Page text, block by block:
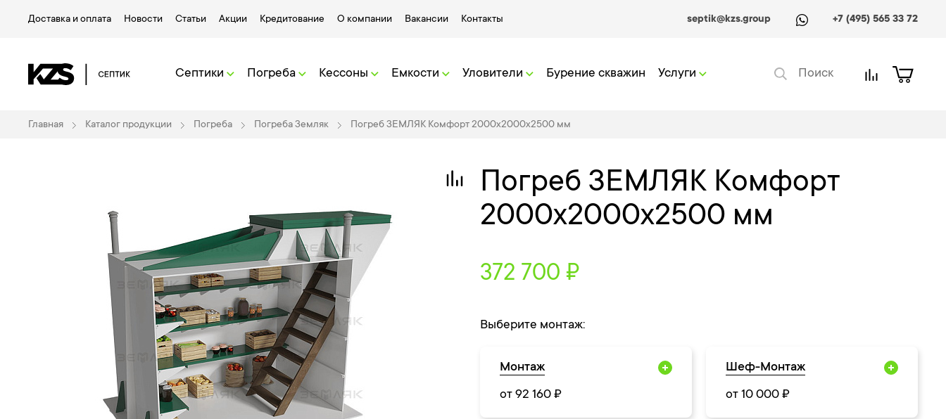
Доставка и оплата Новости Статьи Акции Кредитование О компании Вакансии Контакты septik@kzs.group +7 (495) 565 33 72
Септики Погреба Кессоны Емкости Уловители Бурение скважин Услуги
Главная Каталог продукции Погреба Погреба Земляк Погреб ЗЕМЛЯК Комфорт 2000x2000x2500 мм
Погреб ЗЕМЛЯК Комфорт
2000x2000x2500 мм
372 700 ₽
Выберите монтаж:
Монтаж
от 92 160 ₽
Шеф-Монтаж
от 10 000 ₽